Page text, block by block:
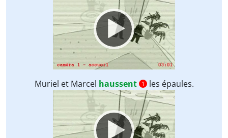
Player
Muriel et Marcel haussent 1 les épaules.
Video
Player